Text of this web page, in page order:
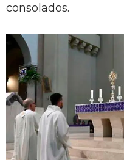
consolados.